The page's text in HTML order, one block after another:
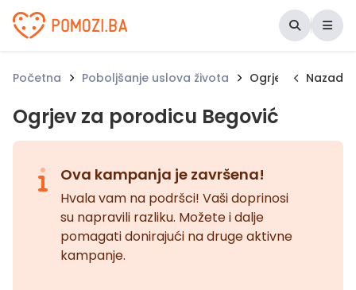
Udruženje Pomozi.ba
Početna Poboljšanje uslova života Ogrjev zaNazad
Ogrjev za porodicu Begović
Ova kampanja je završena!
Hvala vam na podršci! Vaši doprinosi
su napravili razliku. Možete i dalje
pomagati donirajući na druge aktivne
kampanje.